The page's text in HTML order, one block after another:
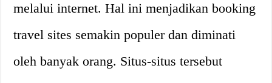
melalui internet. Hal ini menjadikan booking
travel sites semakin populer dan diminati
oleh banyak orang. Situs-situs tersebut